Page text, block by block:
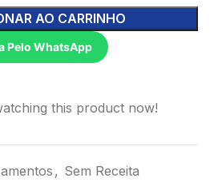
AO CARRINHO
Pelo WhatsApp
this product now!
, Sem Receita